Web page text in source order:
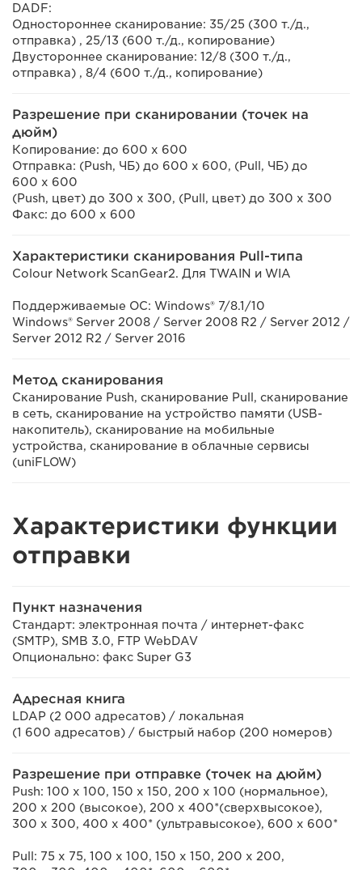
DADF:
Одностороннее сканирование: 35/25 (300 т./д.,
отправка) , 25/13 (600 т./д., копирование)
Двустороннее сканирование: 12/8 (300 т./д.,
отправка) , 8/4 (600 т./д., копирование)
Разрешение при сканировании (точек на
дюйм)
Копирование: до 600 x 600
Отправка: (Push, ЧБ) до 600 x 600, (Pull, ЧБ) до
600 x 600
(Push, цвет) до 300 x 300, (Pull, цвет) до 300 x 300
Факс: до 600 x 600
Характеристики сканирования Pull-типа
Colour Network ScanGear2. Для TWAIN и WIA
Поддерживаемые ОС: Windows® 7/8.1/10
Windows® Server 2008 / Server 2008 R2 / Server 2012 /
Server 2012 R2 / Server 2016
Метод сканирования
Сканирование Push, сканирование Pull, сканирование
в сеть, сканирование на устройство памяти (USB-
накопитель), сканирование на мобильные
устройства, сканирование в облачные сервисы
(uniFLOW)
Характеристики функции
отправки
Пункт назначения
Стандарт: электронная почта / интернет-факс
(SMTP), SMB 3.0, FTP WebDAV
Опционально: факс Super G3
Адресная книга
LDAP (2 000 адресатов) / локальная
(1 600 адресатов) / быстрый набор (200 номеров)
Разрешение при отправке (точек на дюйм)
Push: 100 x 100, 150 x 150, 200 x 100 (нормальное),
200 x 200 (высокое), 200 x 400*(сверхвысокое),
300 x 300, 400 x 400* (ультравысокое), 600 x 600*
Pull: 75 x 75, 100 x 100, 150 x 150, 200 x 200,